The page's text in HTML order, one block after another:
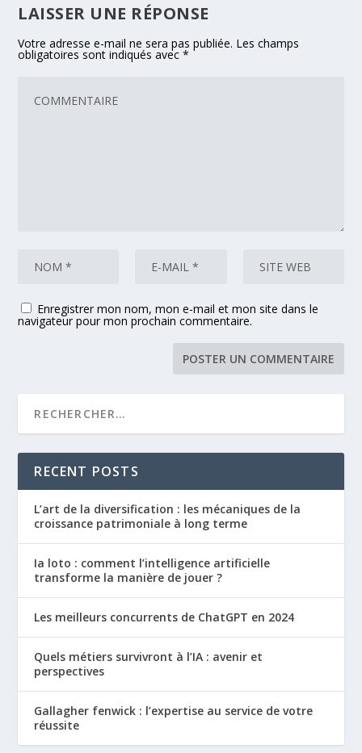
LAISSER UNE RÉPONSE
Votre adresse e-mail ne sera pas publiée. Les champs
obligatoires sont indiqués avec*
Enregistrer mon nom, mon e-mail et mon site dans le
navigateur pour mon prochain commentaire.
RECENT POSTS
L’art de la diversification : les mécaniques de la
croissance patrimoniale à long terme
Ia loto : comment l’intelligence artificielle
transforme la manière de jouer ?
Les meilleurs concurrents de ChatGPT en 2024
Quels métiers survivront à l’IA : avenir et
perspectives
Gallagher fenwick : l’expertise au service de votre
réussite